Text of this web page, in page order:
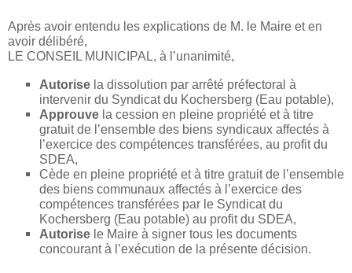
Après avoir entendu les explications de M. le Maire et en
avoir délibéré,
LE CONSEIL MUNICIPAL, à l’unanimité,
Autorise la dissolution par arrêté préfectoral à
intervenir du Syndicat du Kochersberg (Eau potable),
Approuve la cession en pleine propriété et à titre
gratuit de l’ensemble des biens syndicaux affectés à
l’exercice des compétences transférées, au profit du
SDEA,
Cède en pleine propriété et à titre gratuit de l’ensemble
des biens communaux affectés à l’exercice des
compétences transférées par le Syndicat du
Kochersberg (Eau potable) au profit du SDEA,
Autorise le Maire à signer tous les documents
concourant à l’exécution de la présente décision.